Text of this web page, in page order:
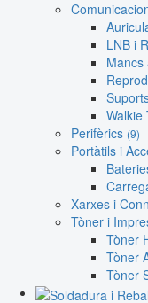
LNB i
Mancs
Walkie
Perifèrics (9)
Portàtils i
Xarxes i
Tòner i
Tòner
Tòner
Tòner